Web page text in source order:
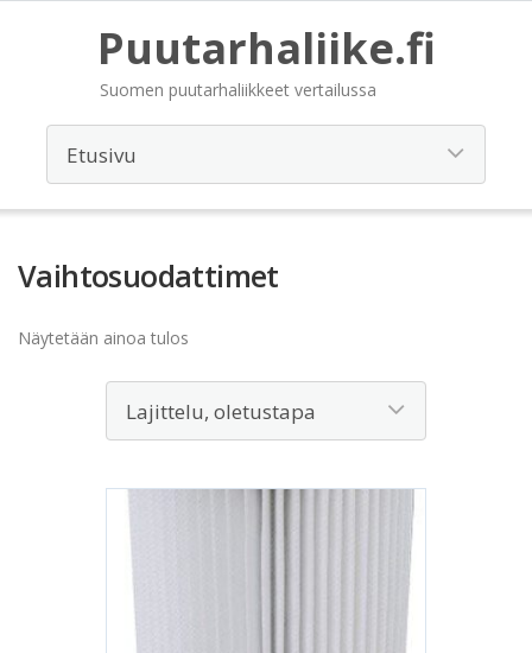
Puutarhaliike.fi
Suomen puutarhaliikkeet vertailussa
Vaihtosuodattimet
Näytetään ainoa tulos